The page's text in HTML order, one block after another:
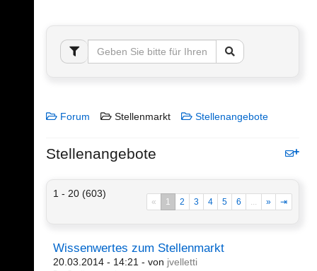
Forum Stellenmarkt Stellenangebote
Stellenangebote
1 - 20 (603)
« 1 2 3 4 5 6 ... » ⇥
Wissenwertes zum Stellenmarkt
20.03.2014 - 14:21 - von jvelletti